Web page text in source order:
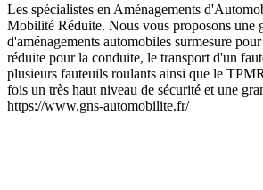
Les spécialistes en Aménagements
Mobilité Réduite. Nous vous proposons une
d'aménagements automobiles surmesure
réduite pour la conduite, le transport d'un
plusieurs fauteuils roulants ainsi que le
fois un très haut niveau de sécurité et une
https://www.gns-automobilite.fr/